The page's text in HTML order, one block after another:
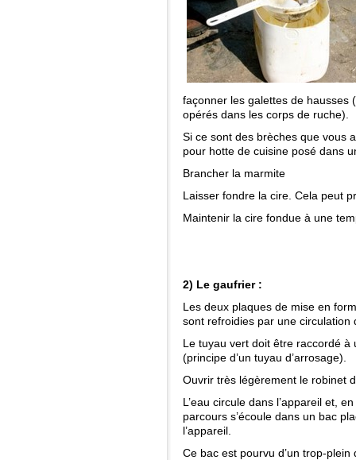
façonner les galettes de hausses
opérés dans les corps de ruche).
Si ce sont des brèches que vous
pour hotte de cuisine posé dans
Brancher la marmite
Laisser fondre la cire. Cela peut
Maintenir la cire fondue à une
2) Le gaufrier :
Les deux plaques de mise en
sont refroidies par une circulation
Le tuyau vert doit être raccordé à
(principe d’un tuyau d’arrosage).
Ouvrir très légèrement le robinet
L’eau circule dans l’appareil et,
parcours s’écoule dans un bac
l’appareil.
Ce bac est pourvu d’un trop-plein